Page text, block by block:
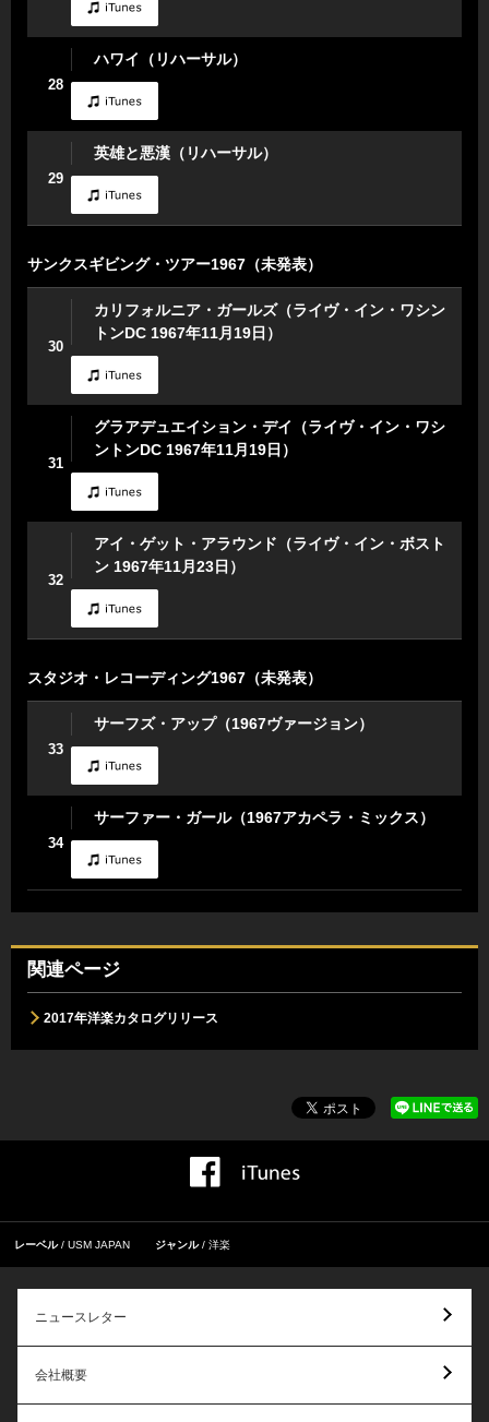
28
ハワイ（リハーサル）
29
英雄と悪漢（リハーサル）
サンクスギビング・ツアー1967（未発表）
30
カリフォルニア・ガールズ（ライヴ・イン・ワシン
トンDC 1967年11月19日）
31
グラアデュエイション・デイ（ライヴ・イン・ワシ
ントンDC 1967年11月19日）
32
アイ・ゲット・アラウンド（ライヴ・イン・ボスト
ン 1967年11月23日）
スタジオ・レコーディング1967（未発表）
33
サーフズ・アップ（1967ヴァージョン）
34
サーファー・ガール（1967アカペラ・ミックス）
関連ページ
2017年洋楽カタログリリース
レーベル USM JAPAN ジャンル 洋楽
ニュースレター
会社概要